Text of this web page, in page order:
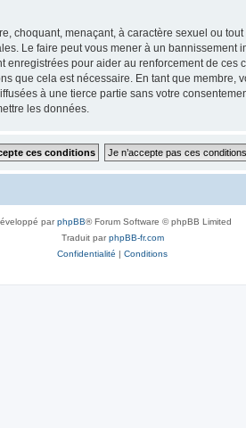
choquant, menaçant, à caractère sexuel ou
Le faire peut vous mener à un bannissement
pour aider au renforcement de
que cela est nécessaire. En tant que
à une tierce partie sans votre
les données.
parphpBB® Forum Software © phpBB Limited
Traduit parphpBB-fr.com
Confidentialité | Conditions